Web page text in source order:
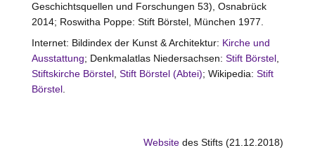
Geschichtsquellen und Forschungen 53), Osnabrück
2014; Roswitha Poppe: Stift Börstel, München 1977.
Internet: Bildindex der Kunst & Architektur: Kirche und
Ausstattung; Denkmalatlas Niedersachsen: Stift Börstel,
Stiftskirche Börstel, Stift Börstel (Abtei); Wikipedia: Stift
Börstel.
Website des Stifts (21.12.2018)